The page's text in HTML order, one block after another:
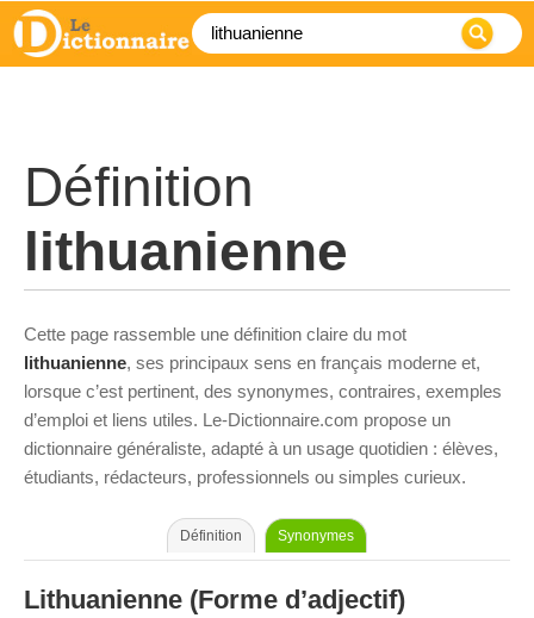
Définition
lithuanienne
Cette page rassemble une définition claire du mot
lithuanienne, ses principaux sens en français moderne et,
lorsque c’est pertinent, des synonymes, contraires, exemples
d’emploi et liens utiles. Le-Dictionnaire.com propose un
dictionnaire généraliste, adapté à un usage quotidien : élèves,
étudiants, rédacteurs, professionnels ou simples curieux.
Définition Synonymes
Lithuanienne (Forme d’adjectif)